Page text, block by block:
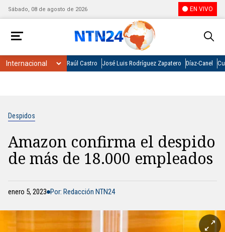
Sábado, 08 de agosto de 2026 EN VIVO
Raúl Castro José Luis Rodríguez Zapatero Díaz-Canel
Despidos
Amazon confirma el despido
de más de 18.000 empleados
enero 5, 2023 Por: Redacción NTN24